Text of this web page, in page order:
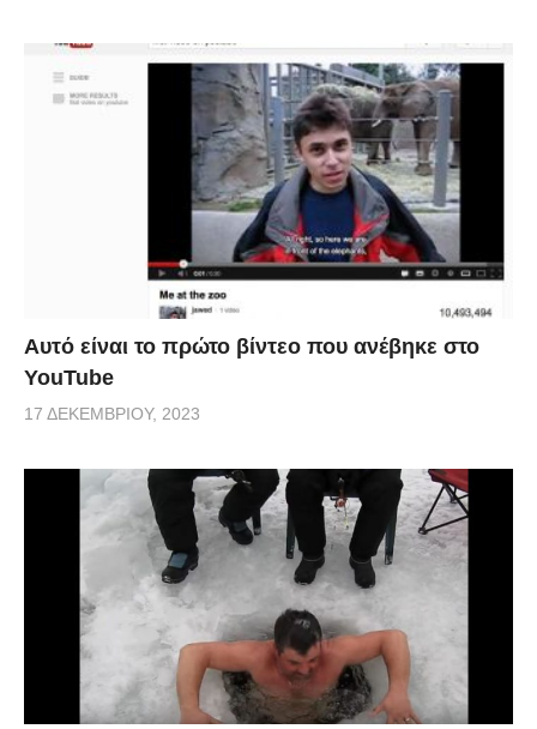
Αυτό είναι το πρώτο βίντεο που ανέβηκε στο
YouTube
17 ΔΕΚΕΜΒΡΊΟΥ, 2023